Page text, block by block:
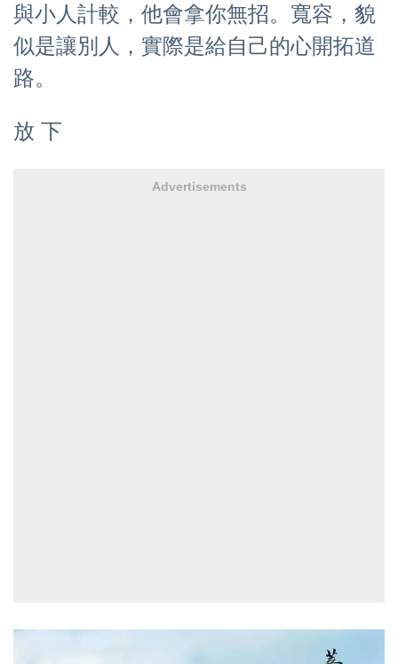
與小人計較，他會拿你無招。寬容，貌
似是讓別人，實際是給自己的心開拓道
路。
放 下
Advertisements